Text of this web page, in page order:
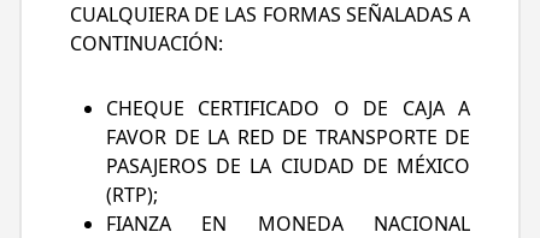
CUALQUIERA DE LAS FORMAS SEÑALADAS A
CONTINUACIÓN:
CHEQUE CERTIFICADO O DE CAJA A
FAVOR DE LA RED DE TRANSPORTE DE
PASAJEROS DE LA CIUDAD DE MÉXICO
(RTP);
FIANZA EN MONEDA NACIONAL